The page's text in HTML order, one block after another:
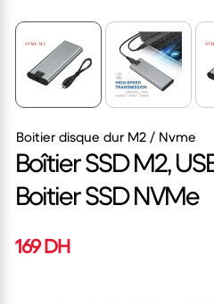
Boitier disque dur M2 / Nvme
Boîtier SSD M2,
Boitier SSD NVMe
169 DH